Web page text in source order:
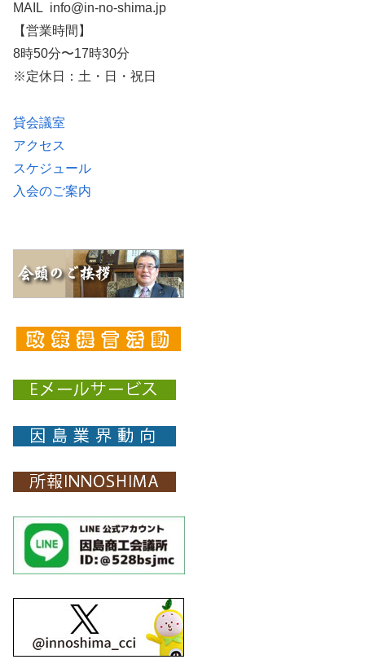
MAIL info@in-no-shima.jp
【営業時間】
8時50分〜17時30分
※定休日：土・日・祝日
貸会議室
アクセス
スケジュール
入会のご案内